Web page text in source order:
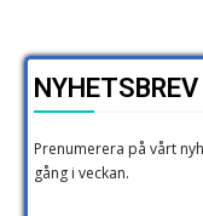
NYHETSBREV
Prenumerera på vårt
gång i veckan.